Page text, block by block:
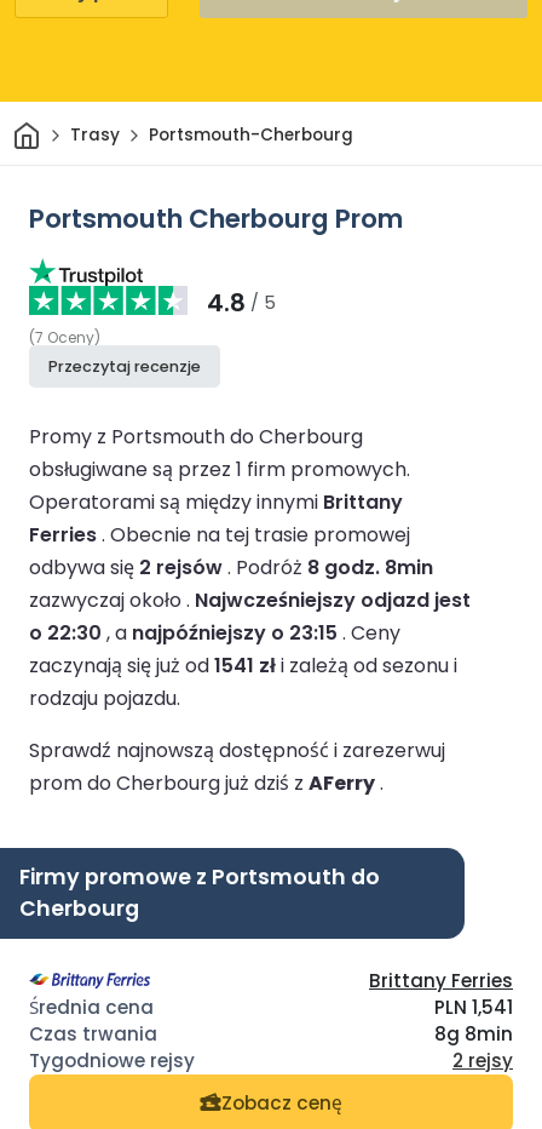
DomTrasy Portsmouth-Cherbourg
Portsmouth Cherbourg Prom
4.8 / 5
(7 Oceny)
Przeczytaj recenzje
Promy z Portsmouth do Cherbourg
obsługiwane są przez 1 firm promowych.
Operatorami są między innymi Brittany
Ferries. Obecnie na tej trasie promowej
odbywa się 2 rejsów. Podróż 8 godz. 8min
zazwyczaj około . Najwcześniejszy odjazd jest
o 22:30 , a najpóźniejszy o 23:15 . Ceny
zaczynają się już od1541 złi zależą od sezonu i
rodzaju pojazdu.
Sprawdź najnowszą dostępność i zarezerwuj
prom do Cherbourg już dziś z AFerry.
Firmy promowe z Portsmouth do
Cherbourg
Brittany Ferries
PLN 1,541
8g 8min
2 rejsy
Zobacz cenę